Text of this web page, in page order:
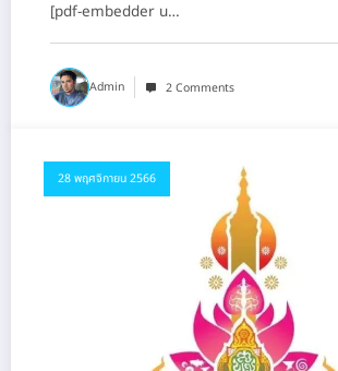
[pdf-embedder u…
Admin 2 Comments
28 พฤศจิกายน 2566